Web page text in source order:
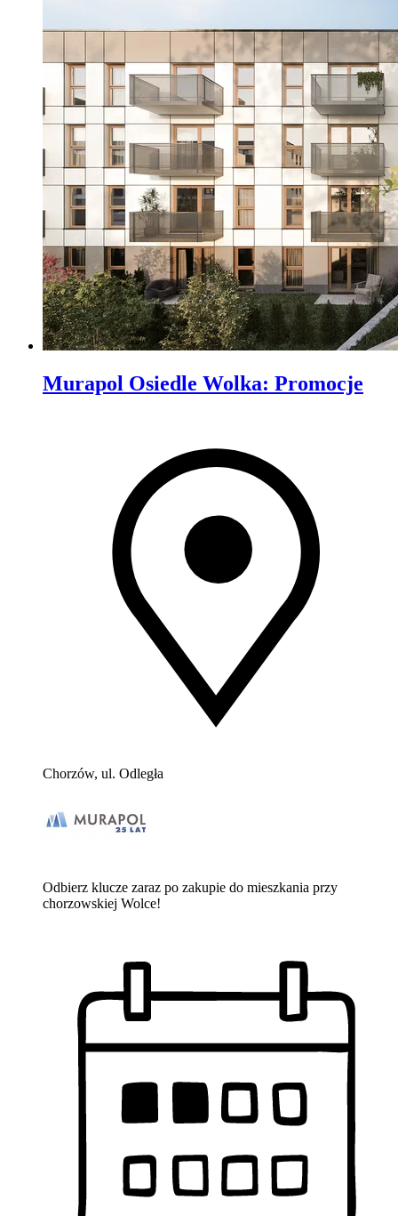
Murapol Osiedle Wolka: Promocje
Chorzów, ul. Odległa
Odbierz klucze zaraz po zakupie do mieszkania przy
chorzowskiej Wolce!